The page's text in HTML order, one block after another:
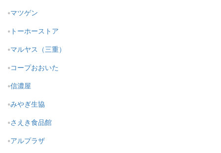
マツゲン
トーホーストア
マルヤス（三重）
コープおおいた
信濃屋
みやぎ生協
さえき食品館
アルプラザ